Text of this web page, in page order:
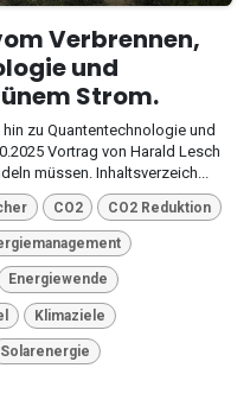
Verbrennen,
und
Strom.
zu Quantentechnologie und
Vortrag von Harald Lesch
müssen. Inhaltsverzeich...
CO2 CO2 Reduktion
Energiewende
Klimaziele
Solarenergie